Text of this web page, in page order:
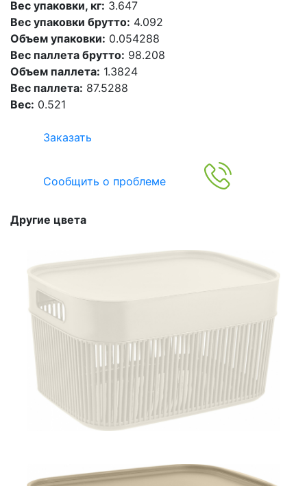
Вес упаковки, кг: 3.647
Вес упаковки брутто: 4.092
Объем упаковки: 0.054288
Вес паллета брутто: 98.208
Объем паллета: 1.3824
Вес паллета: 87.5288
Вес: 0.521
Заказать
Сообщить о проблеме
Другие цвета